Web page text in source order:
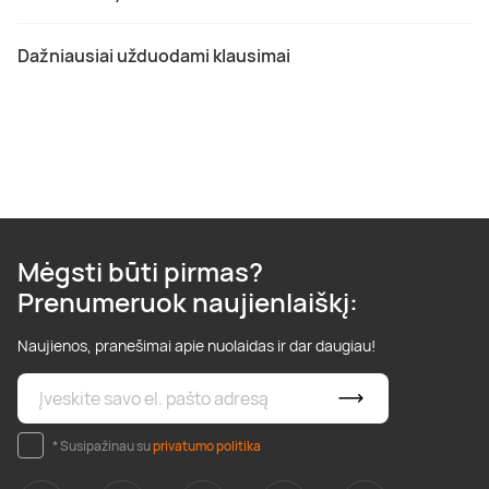
Dažniausiai užduodami klausimai
Mėgsti būti pirmas?
Prenumeruok naujienlaiškį:
Naujienos, pranešimai apie nuolaidas ir dar daugiau!
* Susipažinau suprivatumo politika